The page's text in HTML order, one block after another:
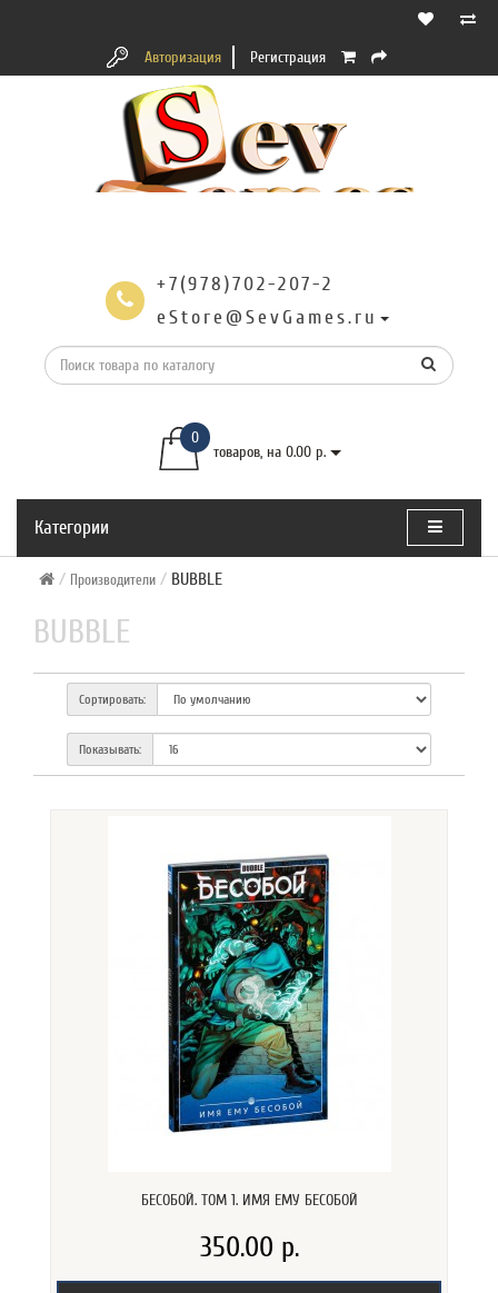
Авторизация Регистрация
+7(978)702-207-2
eStore@SevGames.ru
0
товаров, на 0.00 р.
Категории
Производители BUBBLE
BUBBLE
Сортировать:
Показывать:
БЕСОБОЙ. ТОМ 1. ИМЯ ЕМУ БЕСОБОЙ
350.00 р.